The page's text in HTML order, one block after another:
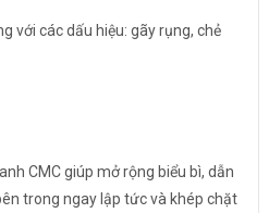
với các dấu hiệu: gãy rụng, chẻ
CMC giúp mở rộng biểu bì, dẫn
trong ngay lập tức và khép chặt